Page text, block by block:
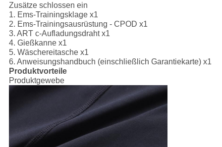
Zusätze schlossen ein
1. Ems-Trainingsklage x1
2. Ems-Trainingsausrüstung - CPOD x1
3. ART c-Aufladungsdraht x1
4. Gießkanne x1
5. Wäschereitasche x1
6. Anweisungshandbuch (einschließlich Garantiekarte) x1
Produktvorteile
Produktgewebe